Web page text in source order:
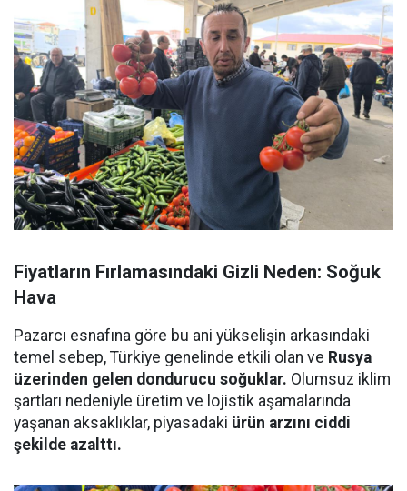
Fiyatların Fırlamasındaki Gizli Neden: Soğuk
Hava
Pazarcı esnafına göre bu ani yükselişin arkasındaki
temel sebep, Türkiye genelinde etkili olan ve Rusya
üzerinden gelen dondurucu soğuklar. Olumsuz iklim
şartları nedeniyle üretim ve lojistik aşamalarında
yaşanan aksaklıklar, piyasadaki ürün arzını ciddi
şekilde azalttı.